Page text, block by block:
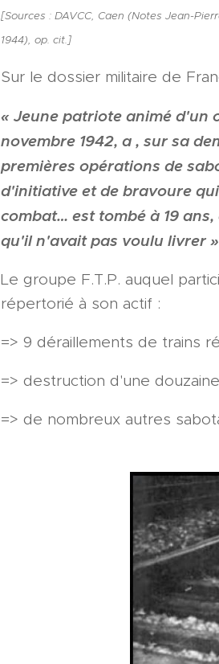
[Sources : DAVCC, Caen (Notes Jean-
1944), op. cit.]
Sur le dossier militaire de
« Jeune patriote animé d'un
novembre 1942, a , sur sa
premières opérations de
d'initiative et de bravoure
combat… est tombé à 19
qu'il n'avait pas voulu livrer »
Le groupe F.T.P. auquel
répertorié à son actif :
=> 9 déraillements de trains
=> destruction d'une
=> de nombreux autres